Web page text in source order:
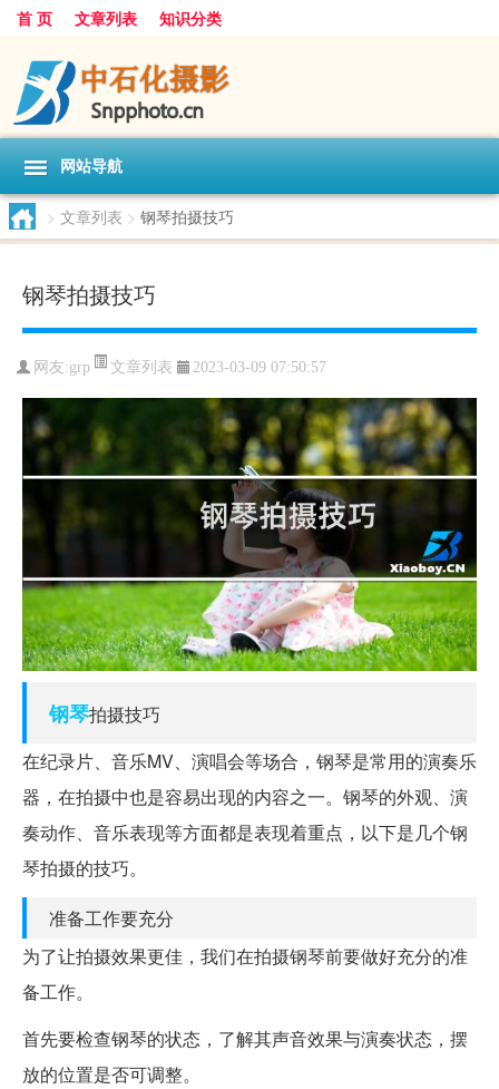
首 页 文章列表 知识分类
网站导航
> 文章列表 > 钢琴拍摄技巧
钢琴拍摄技巧
网友:grp 文章列表 2023-03-09 07:50:57
钢琴拍摄技巧
在纪录片、音乐MV、演唱会等场合，钢琴是常用的演奏乐
器，在拍摄中也是容易出现的内容之一。钢琴的外观、演
奏动作、音乐表现等方面都是表现着重点，以下是几个钢
琴拍摄的技巧。
准备工作要充分
为了让拍摄效果更佳，我们在拍摄钢琴前要做好充分的准
备工作。
首先要检查钢琴的状态，了解其声音效果与演奏状态，摆
放的位置是否可调整。